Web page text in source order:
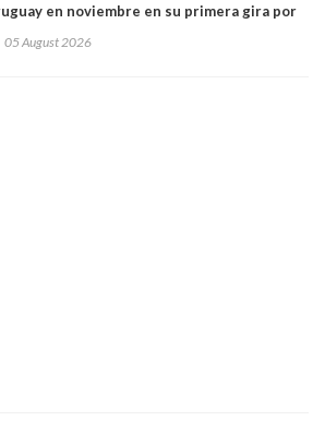
en noviembre en su primera gira por
05 August 2026